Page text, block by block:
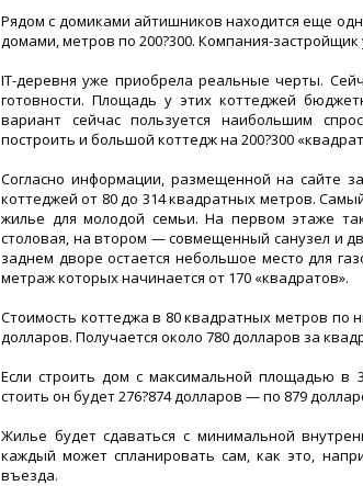
Рядом с домиками айтишников находится еще
домами, метров по 200?300. Компания-
IT-деревня уже приобрела реальные черты.
готовности. Площадь у этих коттеджей
вариант сейчас пользуется наибольшим
построить и большой коттедж на 200?300
Согласно информации, размещенной на сайте
коттеджей от 80 до 314 квадратных метров.
жилье для молодой семьи. На первом этаже
столовая, на втором — совмещенный санузел и
заднем дворе остается небольшое место для
метраж которых начинается от 170 «квадратов».
Стоимость коттеджа в 80 квадратных метров
долларов. Получается около 780 долларов за
Если строить дом с максимальной площадью в
стоить он будет 276?874 долларов — по 879
Жилье будет сдаваться с минимальной
каждый может спланировать сам, как это,
въезда.